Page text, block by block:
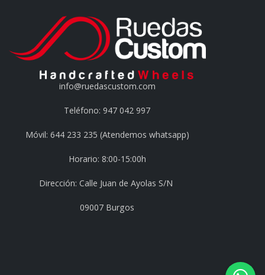
info@ruedascustom.com
Teléfono: 947 042 997
Móvil: 644 233 235 (Atendemos whatsapp)
Horario: 8:00-15:00h
Dirección: Calle Juan de Ayolas S/N
09007 Burgos